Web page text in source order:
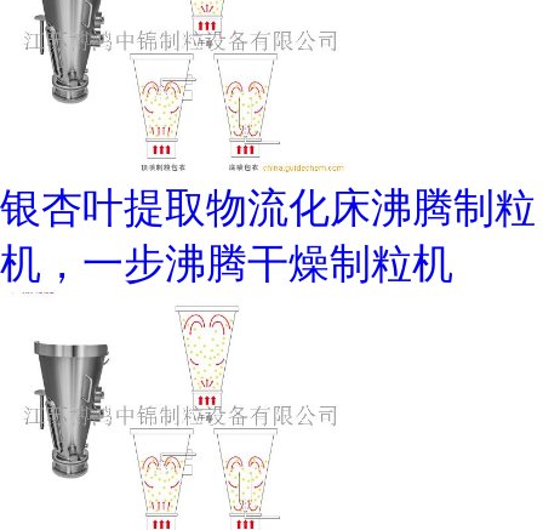
银杏叶提取物流化床沸腾制粒
机，一步沸腾干燥制粒机